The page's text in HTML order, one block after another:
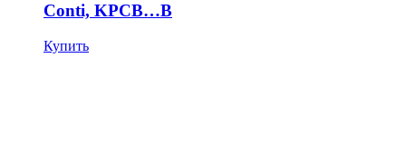
Conti, KPCB…B
Купить